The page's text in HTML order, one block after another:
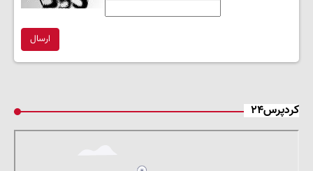
ارسال
کردپرس۲۴